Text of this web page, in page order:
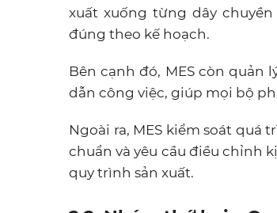
xuất xuống từng dây
đúng theo kế hoạch.
Bên cạnh đó, MES còn quản
dẫn công việc, giúp mọi bộ
Ngoài ra, MES kiểm soát
chuẩn và yêu cầu điều chỉnh
quy trình sản xuất.